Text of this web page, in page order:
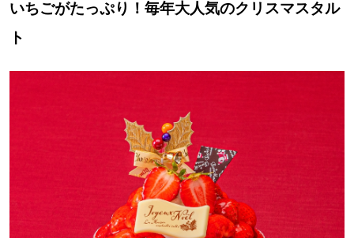
いちごがたっぷり！毎年大人気のクリスマスタル
ト